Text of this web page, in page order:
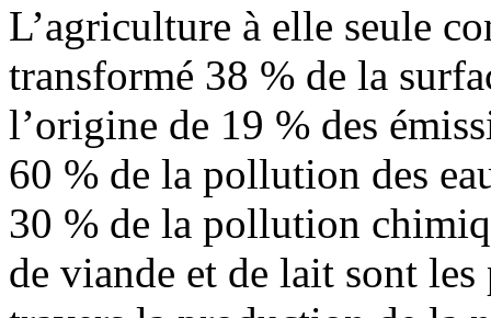
L’agriculture à elle seule
transformé 38 % de la
l’origine de 19 % des
60 % de la pollution des
30 % de la pollution
de viande et de lait sont